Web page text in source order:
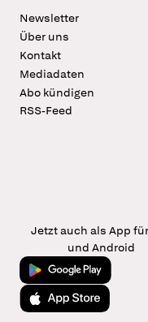
Newsletter
Über uns
Kontakt
Mediadaten
Abo kündigen
RSS-Feed
Jetzt auch als App
und Android
Jetzt bei Google Play
Laden im App Store